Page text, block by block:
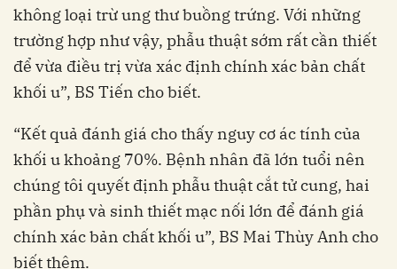
không loại trừ ung thư buồng trứng. Với những
trường hợp như vậy, phẫu thuật sớm rất cần thiết
để vừa điều trị vừa xác định chính xác bản chất
khối u”, BS Tiến cho biết.
“Kết quả đánh giá cho thấy nguy cơ ác tính của
khối u khoảng 70%. Bệnh nhân đã lớn tuổi nên
chúng tôi quyết định phẫu thuật cắt tử cung, hai
phần phụ và sinh thiết mạc nối lớn để đánh giá
chính xác bản chất khối u”, BS Mai Thùy Anh cho
biết thêm.